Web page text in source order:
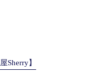
Sherry】